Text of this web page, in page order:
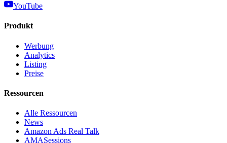
YouTube
Produkt
Werbung
Analytics
Listing
Preise
Ressourcen
Alle Ressourcen
News
Amazon Ads Real Talk
AMASessions